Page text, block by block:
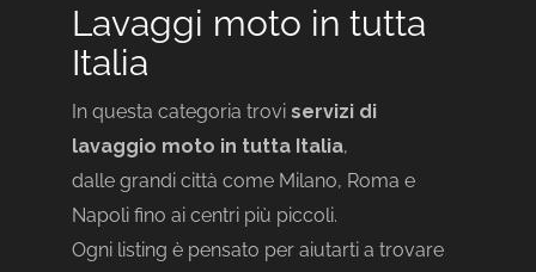
Lavaggi moto in tutta
Italia
In questa categoria trovi servizi di
lavaggio moto in tutta Italia,
dalle grandi città come Milano, Roma e
Napoli fino ai centri più piccoli.
Ogni listing è pensato per aiutarti a trovare